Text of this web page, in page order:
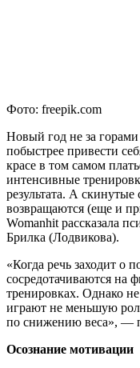
Фото: freepik.com
Новый год не за
побыстрее привести
красе в том самом
интенсивные
результата. А
возвращаются (еще и
Womanhit рассказала
Брилка (Лодвикова).
«Когда речь заходит о
сосредотачиваются на
тренировках. Однако
играют не меньшую
по снижению веса», —
Осознание мотивации